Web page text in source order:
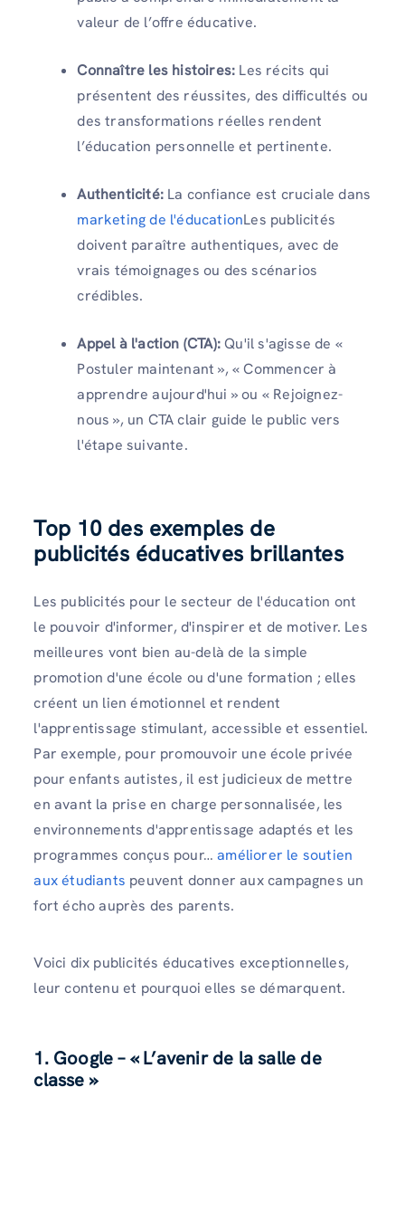
valeur de l’offre éducative.
Connaître les histoires: Les récits qui
présentent des réussites, des difficultés ou
des transformations réelles rendent
l’éducation personnelle et pertinente.
Authenticité: La confiance est cruciale dans
marketing de l'éducationLes publicités
doivent paraître authentiques, avec de
vrais témoignages ou des scénarios
crédibles.
Appel à l'action (CTA):Qu'il s'agisse de «
Postuler maintenant », « Commencer à
apprendre aujourd'hui » ou « Rejoignez-
nous », un CTA clair guide le public vers
l'étape suivante.
Top 10 des exemples de
publicités éducatives brillantes
Les publicités pour le secteur de l'éducation ont
le pouvoir d'informer, d'inspirer et de motiver. Les
meilleures vont bien au-delà de la simple
promotion d'une école ou d'une formation ; elles
créent un lien émotionnel et rendent
l'apprentissage stimulant, accessible et essentiel.
Par exemple, pour promouvoir une école privée
pour enfants autistes, il est judicieux de mettre
en avant la prise en charge personnalisée, les
environnements d'apprentissage adaptés et les
programmes conçus pour…améliorer le soutien
aux étudiants peuvent donner aux campagnes un
fort écho auprès des parents.
Voici dix publicités éducatives exceptionnelles,
leur contenu et pourquoi elles se démarquent.
1. Google – « L’avenir de la salle de
classe »